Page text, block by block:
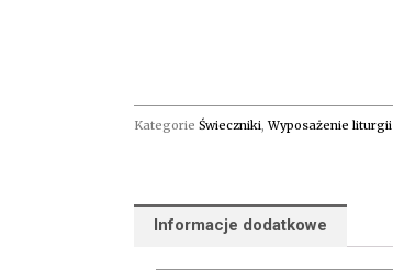
Kategorie Świeczniki,Wyposażenie liturgii
Informacje dodatkowe